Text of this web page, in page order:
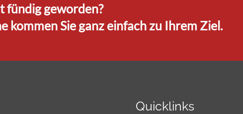
fündig geworden?
kommen Sie ganz einfach zu Ihrem Ziel.
Quicklinks